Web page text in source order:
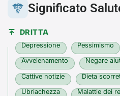
Significato
DRITTA
Depressione Pessimismo
Avvelenamento Negare
Cattive notizie Dieta
Ubriachezza Malattie dei